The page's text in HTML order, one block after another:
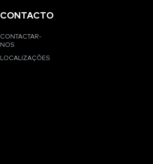
CONTACTO
CONTACTAR-
NOS
LOCALIZAÇÕES